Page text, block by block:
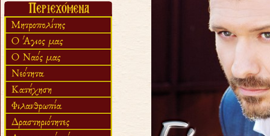
«πολύ αργά».
Ζητείται....